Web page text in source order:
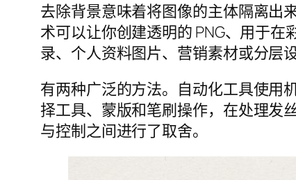
去除背景意味着将图像的主体隔离出
术可以让你创建透明的 PNG、用于
录、个人资料图片、营销素材或分层设
有两种广泛的方法。自动化工具使用
择工具、蒙版和笔刷操作，在处理发
与控制之间进行了取舍。